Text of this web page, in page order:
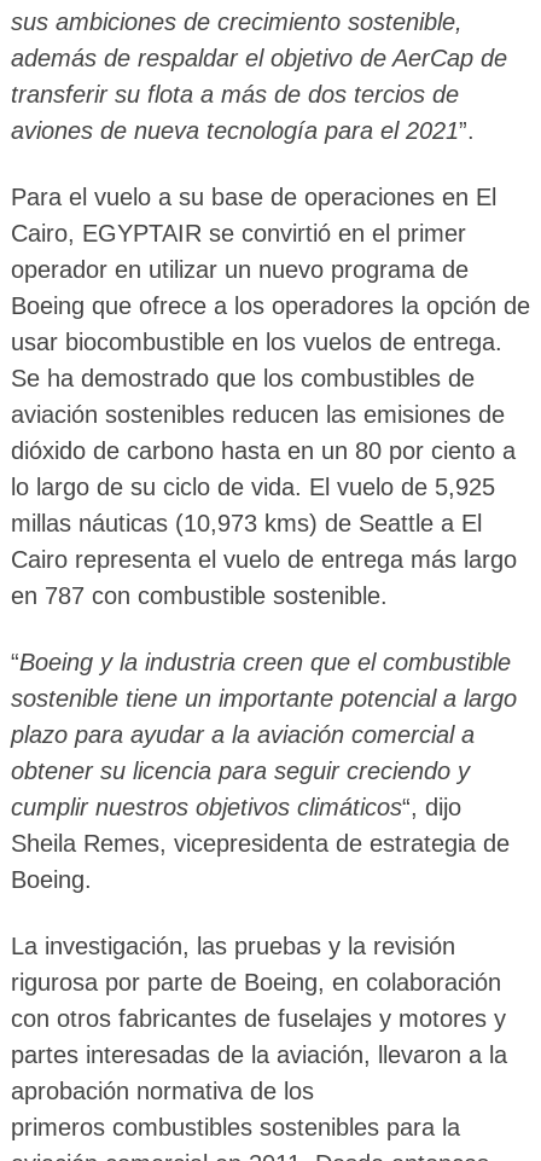
sus ambiciones de crecimiento sostenible,
además de respaldar el objetivo de AerCap de
transferir su flota a más de dos tercios de
aviones de nueva tecnología para el 2021”.
Para el vuelo a su base de operaciones en El
Cairo, EGYPTAIR se convirtió en el primer
operador en utilizar un nuevo programa de
Boeing que ofrece a los operadores la opción de
usar biocombustible en los vuelos de entrega.
Se ha demostrado que los combustibles de
aviación sostenibles reducen las emisiones de
dióxido de carbono hasta en un 80 por ciento a
lo largo de su ciclo de vida. El vuelo de 5,925
millas náuticas (10,973 kms) de Seattle a El
Cairo representa el vuelo de entrega más largo
en 787 con combustible sostenible.
“Boeing y la industria creen que el combustible
sostenible tiene un importante potencial a largo
plazo para ayudar a la aviación comercial a
obtener su licencia para seguir creciendo y
cumplir nuestros objetivos climáticos“, dijo
Sheila Remes, vicepresidenta de estrategia de
Boeing.
La investigación, las pruebas y la revisión
rigurosa por parte de Boeing, en colaboración
con otros fabricantes de fuselajes y motores y
partes interesadas de la aviación, llevaron a la
aprobación normativa de los
primeros combustibles sostenibles para la